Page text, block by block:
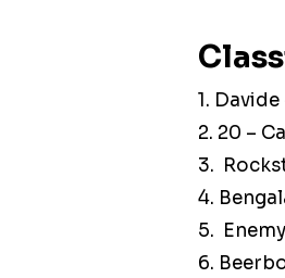
1.
2. 20 –
3.
4.
5.
6.